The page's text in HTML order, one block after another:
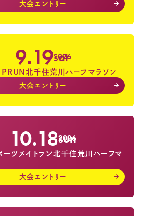
大会エントリー
9.192026
sat
北千住荒川ハーフマラソン
大会エントリー
10.182026
sun
ツメイトラン北千住荒川ハーフマ
大会エントリー